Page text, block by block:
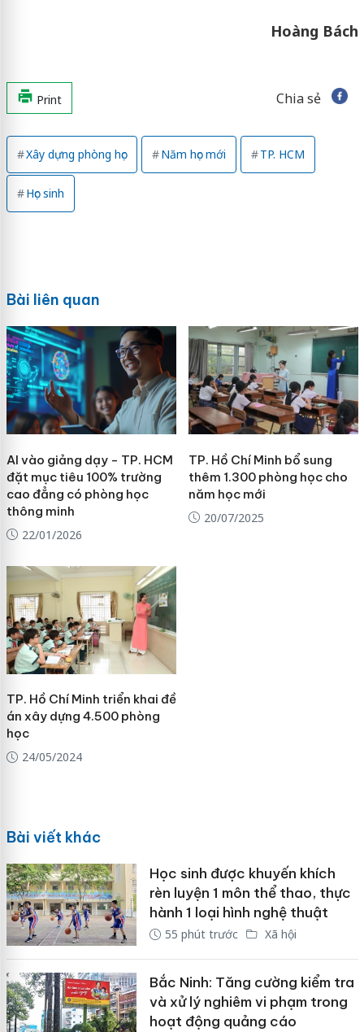
Hoàng Bách
Print Chia sẻ
Xây dựng phòng học Năm học mới TP. HCM
Học sinh
Bài liên quan
AI vào giảng dạy - TP. HCM
đặt mục tiêu 100% trường
cao đẳng có phòng học
thông minh
22/01/2026
TP. Hồ Chí Minh bổ sung
thêm 1.300 phòng học cho
năm học mới
20/07/2025
TP. Hồ Chí Minh triển khai đề
án xây dựng 4.500 phòng
học
24/05/2024
Bài viết khác
Học sinh được khuyến khích
rèn luyện 1 môn thể thao, thực
hành 1 loại hình nghệ thuật
55 phút trước Xã hội
Bắc Ninh: Tăng cường kiểm tra
và xử lý nghiêm vi phạm trong
hoạt động quảng cáo